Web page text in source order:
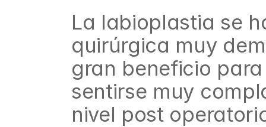
La labioplastia se
quirúrgica muy
gran beneficio
sentirse muy
nivel post